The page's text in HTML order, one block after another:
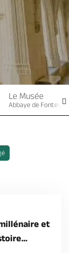
Le Musée
Abbaye de
et